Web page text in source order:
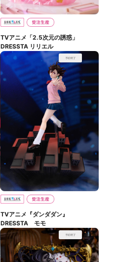
TVアニメ「2.5次元の誘惑」
DRESSTA リリエル
TVアニメ『ダンダダン』
DRESSTA モモ